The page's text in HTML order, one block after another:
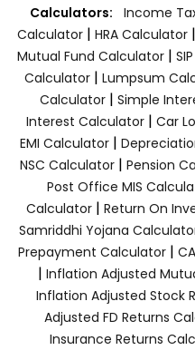
Calculators: Income
Calculator | HRA Calculator |
Mutual Fund Calculator |
Calculator | Lumpsum
Calculator| Simple
Interest Calculator| Car
EMI Calculator|
NSC Calculator| Pension
Post Office MIS
Calculator| Return On
Samriddhi Yojana
Prepayment Calculator |
| Inflation Adjusted
Inflation Adjusted Stock
Adjusted FD Returns
Insurance Returns